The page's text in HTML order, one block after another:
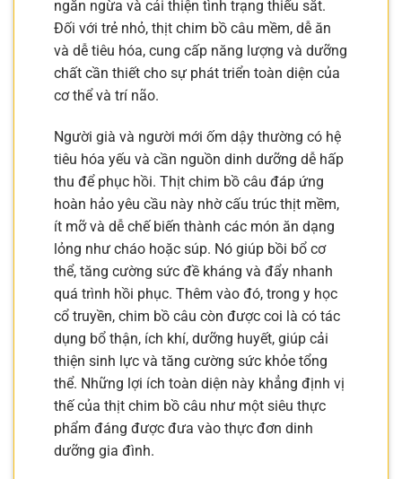
ngăn ngừa và cải thiện tình trạng thiếu sắt.
Đối với trẻ nhỏ, thịt chim bồ câu mềm, dễ ăn
và dễ tiêu hóa, cung cấp năng lượng và dưỡng
chất cần thiết cho sự phát triển toàn diện của
cơ thể và trí não.
Người già và người mới ốm dậy thường có hệ
tiêu hóa yếu và cần nguồn dinh dưỡng dễ hấp
thu để phục hồi. Thịt chim bồ câu đáp ứng
hoàn hảo yêu cầu này nhờ cấu trúc thịt mềm,
ít mỡ và dễ chế biến thành các món ăn dạng
lỏng như cháo hoặc súp. Nó giúp bồi bổ cơ
thể, tăng cường sức đề kháng và đẩy nhanh
quá trình hồi phục. Thêm vào đó, trong y học
cổ truyền, chim bồ câu còn được coi là có tác
dụng bổ thận, ích khí, dưỡng huyết, giúp cải
thiện sinh lực và tăng cường sức khỏe tổng
thể. Những lợi ích toàn diện này khẳng định vị
thế của thịt chim bồ câu như một siêu thực
phẩm đáng được đưa vào thực đơn dinh
dưỡng gia đình.